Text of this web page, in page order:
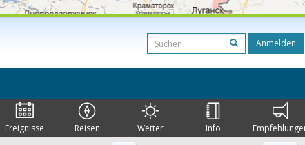
Anmelden
Ereignisse Reisen Wetter Info